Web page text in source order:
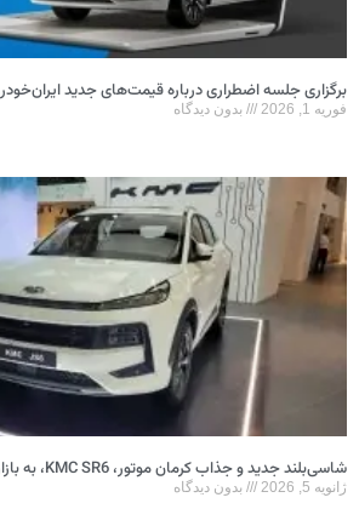
برگزاری جلسه اضطراری درباره قیمت‌های جدید ایران‌خودرو
فوریه 1, 2026 بدون دیدگاه
شاسی‌بلند جدید و جذاب کرمان موتور، KMC SR6، به بازار می‌آید
ژانویه 5, 2026 بدون دیدگاه